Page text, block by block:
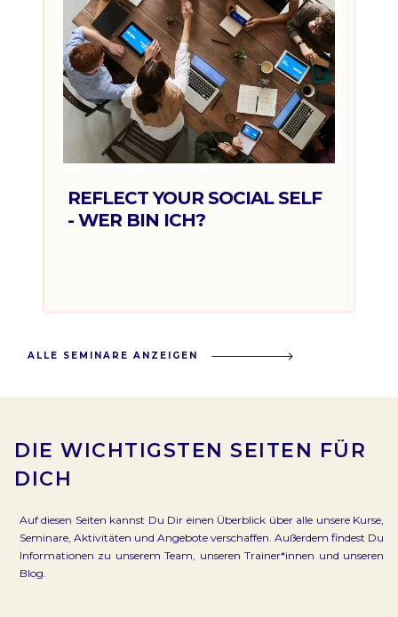
REFLECT YOUR SOCIAL SELF
- WER BIN ICH?
ALLE SEMINARE ANZEIGEN
DIE WICHTIGSTEN SEITEN FÜR
DICH
Auf diesen Seiten kannst Du Dir einen Überblick über alle unsere Kurse,
Seminare, Aktivitäten und Angebote verschaffen. Außerdem findest Du
Informationen zu unserem Team, unseren Trainer*innen und unseren
Blog.